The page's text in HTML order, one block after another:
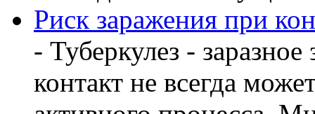
Риск заражения при
- Туберкулез -
контакт не всегда